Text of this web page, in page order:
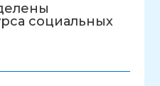
социальных